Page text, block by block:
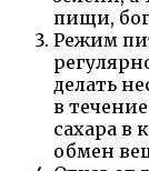
пищи,
Режим
делать
в
сахара в
обмен